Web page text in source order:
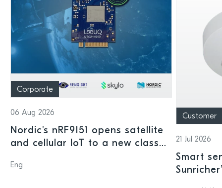
Corporate
06 Aug 2026
Nordic's nRF9151 opens satellite
and cellular IoT to a new class
Eng
Customer
21 Jul 2026
Smart